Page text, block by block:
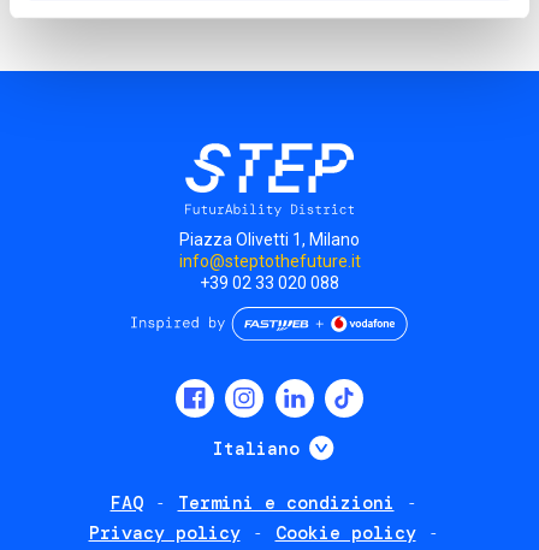
Piazza Olivetti 1, Milano
info@steptothefuture.it
+39 02 33 020 088
Italiano Mostra ulteriori
FAQ
Termini e condizioni
Privacy policy
Cookie policy